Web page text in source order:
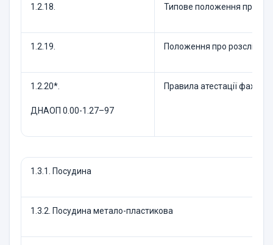
1.2.18. Типове положення про
1.2.19. Положення про
1.2.20*.
ДНАОП 0.00-1.27–97
Правила атестації
1.3.1. Посудина
1.3.2. Посудина метало-пластикова